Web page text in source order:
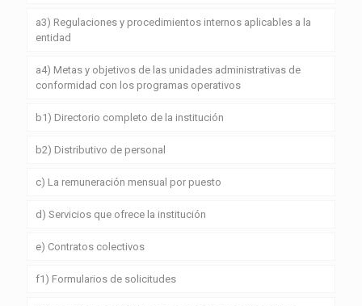
a3) Regulaciones y procedimientos internos aplicables a la
entidad
a4) Metas y objetivos de las unidades administrativas de
conformidad con los programas operativos
b1) Directorio completo de la institución
b2) Distributivo de personal
c) La remuneración mensual por puesto
d) Servicios que ofrece la institución
e) Contratos colectivos
f1) Formularios de solicitudes